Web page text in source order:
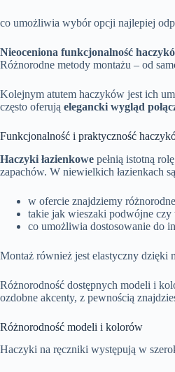
co umożliwia wybór opcji najlepiej
Nieoceniona funkcjonalność
Różnorodne metody montażu – od
Kolejnym atutem haczyków jest ich
często oferują elegancki wygląd
Funkcjonalność i praktyczność
Haczyki łazienkowe pełnią istotną
zapachów. W niewielkich łazienkach
w ofercie znajdziemy
takie jak wieszaki podwójne
co umożliwia dostosowanie do
Montaż również jest elastyczny dzięki
Różnorodność dostępnych modeli i
ozdobne akcenty, z pewnością
Różnorodność modeli i kolorów
Haczyki na ręczniki występują w